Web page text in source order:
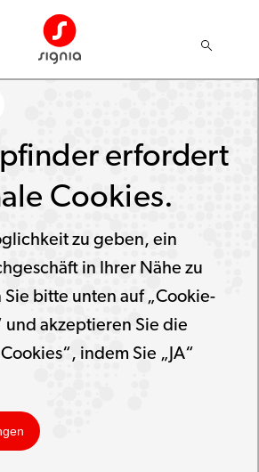
erfordert
Cookies.
zu geben, ein
in Ihrer Nähe zu
bitte unten auf „Cookie-
und akzeptieren Sie die
indem Sie „JA“